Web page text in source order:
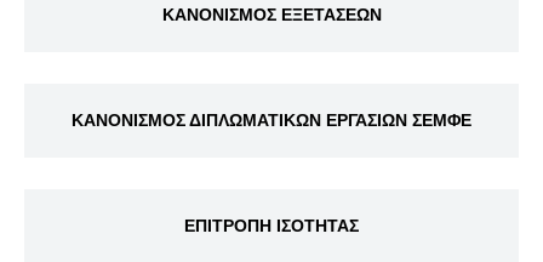
ΚΑΝΟΝΙΣΜΟΣ ΕΞΕΤΑΣΕΩΝ
ΚΑΝΟΝΙΣΜΟΣ ΔΙΠΛΩΜΑΤΙΚΩΝ ΕΡΓΑΣΙΩΝ ΣΕΜΦΕ
ΕΠΙΤΡΟΠΗ ΙΣΟΤΗΤΑΣ